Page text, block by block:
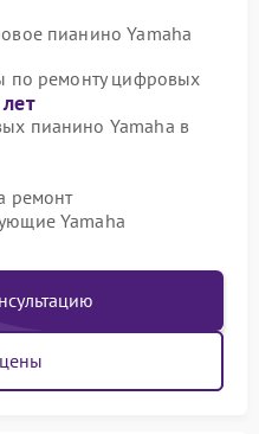
пианино Yamaha
по ремонту цифровых
пианино Yamaha в
ремонт
Yamaha